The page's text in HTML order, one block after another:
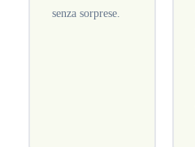
senza sorprese.